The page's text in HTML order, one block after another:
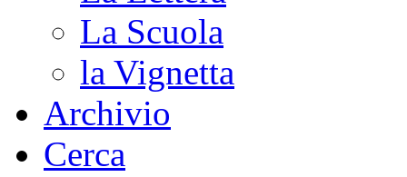
La Scuola
la Vignetta
Archivio
Cerca